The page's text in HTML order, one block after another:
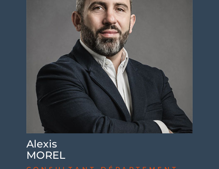
Alexis
MOREL